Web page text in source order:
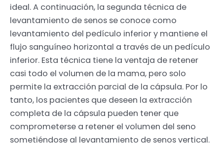
ideal. A continuación, la segunda técnica de
levantamiento de senos se conoce como
levantamiento del pedículo inferior y mantiene el
flujo sanguíneo horizontal a través de un pedículo
inferior. Esta técnica tiene la ventaja de retener
casi todo el volumen de la mama, pero solo
permite la extracción parcial de la cápsula. Por lo
tanto, los pacientes que deseen la extracción
completa de la cápsula pueden tener que
comprometerse a retener el volumen del seno
sometiéndose al levantamiento de senos vertical.